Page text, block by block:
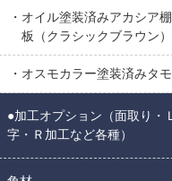
オイル塗装済みアカシア棚
板（クラシックブラウン）
オスモカラー塗装済みタモ
●加工オプション（面取り・Ｌ
字・Ｒ加工など各種）